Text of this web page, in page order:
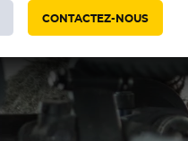
CONTACTEZ-NOUS